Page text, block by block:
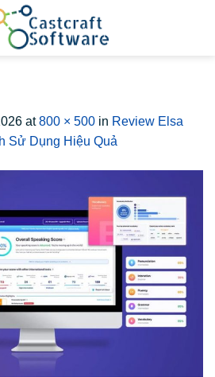
at800 × 500 in Review Elsa
Sử Dụng Hiệu Quả